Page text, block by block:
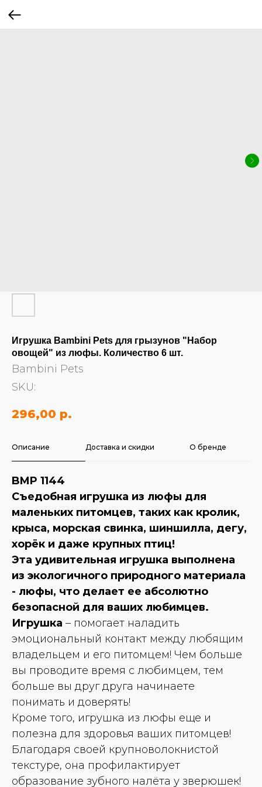
Игрушка Bambini Pets для грызунов "Набор
овощей" из люфы. Количество 6 шт.
Bambini Pets
SKU:
296,00 р.
Описание Доставка и скидки О бренде
BMP 1144
Съедобная игрушка из люфы для
маленьких питомцев, таких как кролик,
крыса, морская свинка, шиншилла, дегу,
хорёк и даже крупных птиц!
Эта удивительная игрушка выполнена
из экологичного природного материала
- люфы, что делает ее абсолютно
безопасной для ваших любимцев.
Игрушка – помогает наладить
эмоциональный контакт между любящим
владельцем и его питомцем! Чем больше
вы проводите время с любимцем, тем
больше вы друг друга начинаете
понимать и доверять!
Кроме того, игрушка из люфы еще и
полезна для здоровья ваших питомцев!
Благодаря своей крупноволокнистой
текстуре, она профилактирует
образование зубного налёта у зверюшек!